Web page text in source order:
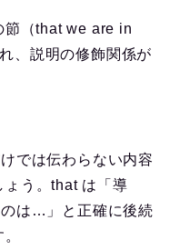
節（that we are in
、説明の修飾関係が
では伝わらない内容
ょう。that は「導
は…」と正確に後続